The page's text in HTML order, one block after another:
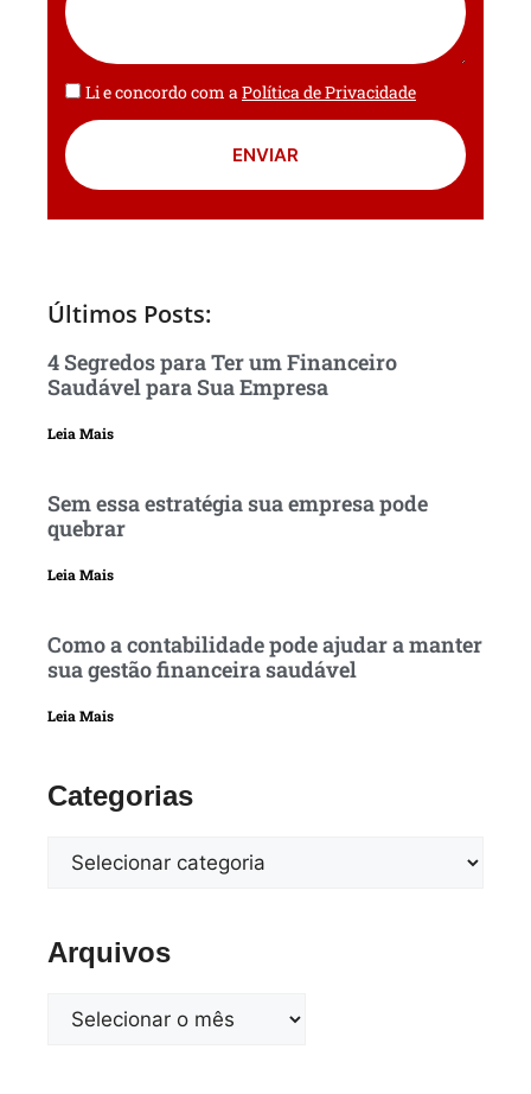
Li e concordo com aPolítica de Privacidade
ENVIAR
Últimos Posts:
4 Segredos para Ter um Financeiro
Saudável para Sua Empresa
Leia Mais
Sem essa estratégia sua empresa pode
quebrar
Leia Mais
Como a contabilidade pode ajudar a manter
sua gestão financeira saudável
Leia Mais
Categorias
Arquivos